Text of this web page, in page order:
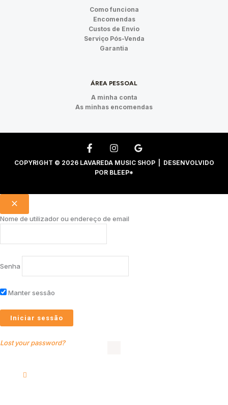
Como funciona
Encomendas
Custos de Envio
Serviço Pós-Venda
Garantia
ÁREA PESSOAL
A minha conta
As minhas encomendas
COPYRIGHT © 2026 LAVAREDA MUSIC SHOP | DESENVOLVIDO
POR BLEEP*
Nome de utilizador ou endereço de email
Senha
Manter sessão
Lost your password?